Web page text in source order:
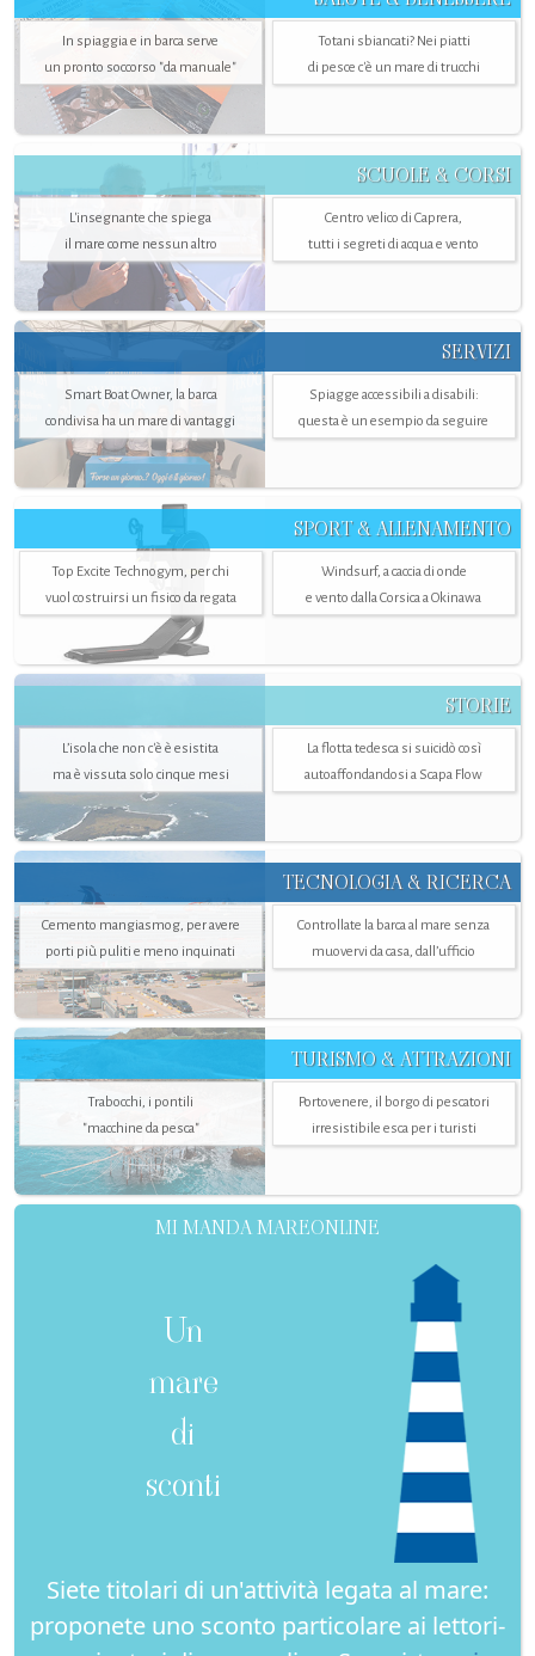
In spiaggia e in barca serve
un pronto soccorso "da manuale"
Totani sbiancati? Nei piatti
di pesce c'è un mare di trucchi
SCUOLE & CORSI
L'insegnante che spiega
il mare come nessun altro
Centro velico di Caprera,
tutti i segreti di acqua e vento
SERVIZI
Smart Boat Owner, la barca
condivisa ha un mare di vantaggi
Spiagge accessibili a disabili:
questa è un esempio da seguire
SPORT & ALLENAMENTO
Top Excite Technogym, per chi
vuol costruirsi un fisico da regata
Windsurf, a caccia di onde
e vento dalla Corsica a Okinawa
STORIE
L’isola che non c'è è esistita
ma è vissuta solo cinque mesi
La flotta tedesca si suicidò così
autoaffondandosi a Scapa Flow
TECNOLOGIA & RICERCA
Cemento mangiasmog, per avere
porti più puliti e meno inquinati
Controllate la barca al mare senza
muovervi da casa, dall’ufficio
TURISMO & ATTRAZIONI
Trabocchi, i pontili
"macchine da pesca"
Portovenere, il borgo di pescatori
irresistibile esca per i turisti
MI MANDA MAREONLINE
Un
mare
di
sconti
Siete titolari di un'attività legata al mare:
proponete uno sconto particolare ai lettori-